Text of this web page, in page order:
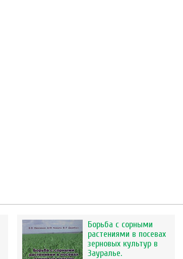
Борьба с сорными
растениями в посевах
зерновых культур в
Зауралье.